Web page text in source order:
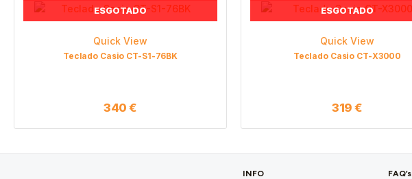
ESGOTADO
Quick View
Teclado Casio CT-S1-76BK
340€
ESGOTADO
Quick View
Teclado Casio CT-X3000
319€
INFO FAQ’s